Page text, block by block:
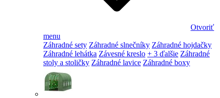
Otvoriť
menu
Záhradné sety Záhradné slnečníky Záhradné hojdačky
Záhradné lehátka Závesné kreslo + 3 ďalšie Záhradné
stoly a stoličky Záhradné lavice Záhradné boxy